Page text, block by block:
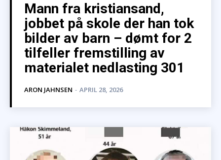
Mann fra kristiansand,
jobbet på skole der han tok
bilder av barn – dømt for 2
tilfeller fremstilling av
materialet nedlasting 301
ARON JAHNSEN - APRIL 28, 2026